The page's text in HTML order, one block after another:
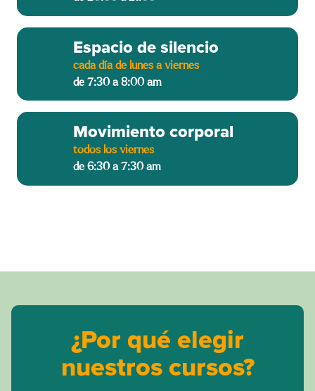
Espacio de silencio
cada día de lunes a viernes
de 7:30 a 8:00 am
Movimiento corporal
todos los viernes
de 6:30 a 7:30 am
¿Por qué elegir
nuestros cursos?